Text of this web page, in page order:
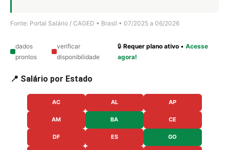
Fonte: Portal Salário / CAGED • Brasil • 07/2025 a 06/2026
dados
prontos
verificar
disponibilidade
🔒Requer plano ativo •Acesse
agora!
📍 Salário por Estado
AC AL AP
AM BA CE
DF ES GO